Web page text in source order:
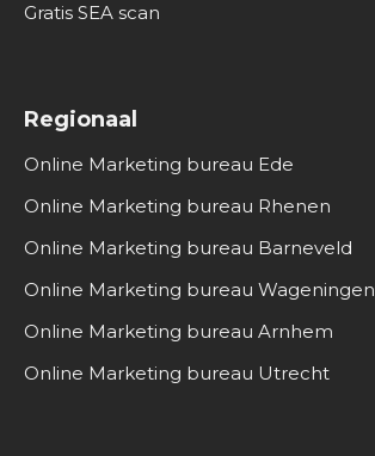
Gratis SEA scan
Regionaal
Online Marketing bureau Ede
Online Marketing bureau Rhenen
Online Marketing bureau Barneveld
Online Marketing bureau Wageningen
Online Marketing bureau Arnhem
Online Marketing bureau Utrecht